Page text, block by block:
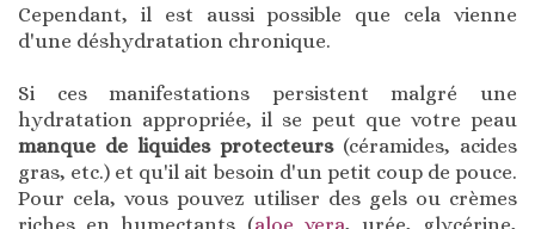
Cependant, il est aussi possible que cela vienne
d'une déshydratation chronique.
Si ces manifestations persistent malgré une
hydratation appropriée, il se peut que votre peau
manque de liquides protecteurs(céramides, acides
gras, etc.) et qu'il ait besoin d'un petit coup de pouce.
Pour cela, vous pouvez utiliser des gels ou crèmes